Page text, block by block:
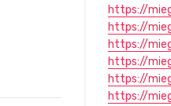
https://
https://
https://
https://
https://
https://